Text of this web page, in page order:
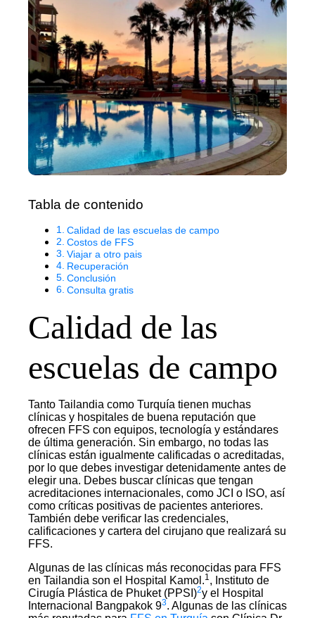
Tabla de contenido
Calidad de las escuelas de campo
Costos de FFS
Viajar a otro pais
Recuperación
Conclusión
Consulta gratis
Calidad de las
escuelas de campo
Tanto Tailandia como Turquía tienen muchas
clínicas y hospitales de buena reputación que
ofrecen FFS con equipos, tecnología y estándares
de última generación. Sin embargo, no todas las
clínicas están igualmente calificadas o acreditadas,
por lo que debes investigar detenidamente antes de
elegir una. Debes buscar clínicas que tengan
acreditaciones internacionales, como JCI o ISO, así
como críticas positivas de pacientes anteriores.
También debe verificar las credenciales,
calificaciones y cartera del cirujano que realizará su
FFS.
Algunas de las clínicas más reconocidas para FFS
en Tailandia son el Hospital Kamol.1 , Instituto de
Cirugía Plástica de Phuket (PPSI)2y el Hospital
Internacional Bangpakok 93. Algunas de las clínicas